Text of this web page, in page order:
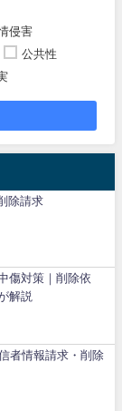
侵害
公共性
除請求
傷対策｜削除依
解説
者情報請求・削除